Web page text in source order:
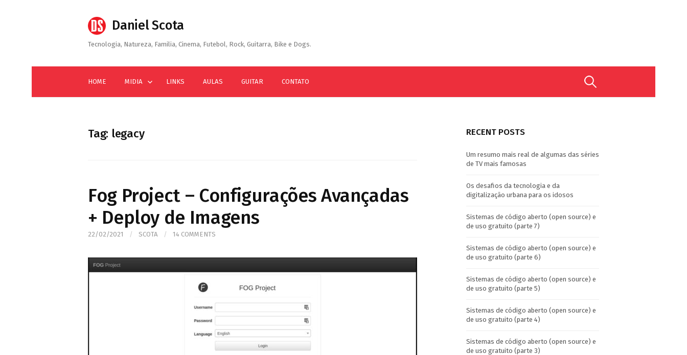
Daniel Scota
Tecnologia, Natureza, Familia, Cinema, Futebol, Rock, Guitarra, Bike e Dogs.
HOME MIDIA LINKS AULAS GUITAR CONTATO Search
Tag: legacy
Fog Project – Configurações Avançadas
+ Deploy de Imagens
22/02/2021 / SCOTA / 14 COMMENTS
RECENT POSTS
Um resumo mais real de algumas das séries
de TV mais famosas
Os desafios da tecnologia e da
digitalização urbana para os idosos
Sistemas de código aberto (open source) e
de uso gratuito (parte 7)
Sistemas de código aberto (open source) e
de uso gratuito (parte 6)
Sistemas de código aberto (open source) e
de uso gratuito (parte 5)
Sistemas de código aberto (open source) e
de uso gratuito (parte 4)
Sistemas de código aberto (open source) e
de uso gratuito (parte 3)